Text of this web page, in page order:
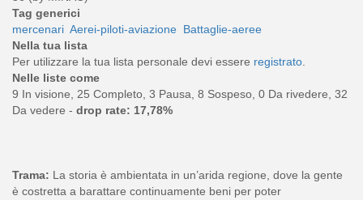
Tag generici
mercenari Aerei-piloti-aviazione Battaglie-aeree
Nella tua lista
Per utilizzare la tua lista personale devi essere registrato.
Nelle liste come
9 In visione, 25 Completo, 3 Pausa, 8 Sospeso, 0 Da rivedere, 32
Da vedere - drop rate: 17,78%
Trama: La storia è ambientata in un’arida regione, dove la gente
è costretta a barattare continuamente beni per poter